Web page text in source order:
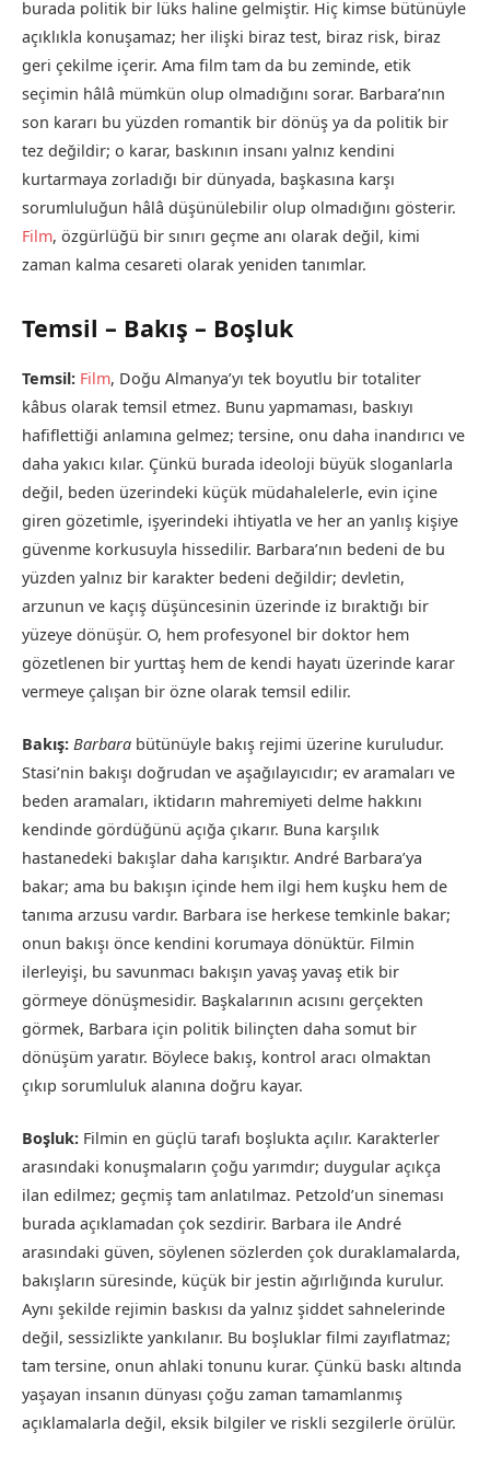
burada politik bir lüks haline gelmiştir. Hiç kimse bütünüyle
açıklıkla konuşamaz; her ilişki biraz test, biraz risk, biraz
geri çekilme içerir. Ama film tam da bu zeminde, etik
seçimin hâlâ mümkün olup olmadığını sorar. Barbara’nın
son kararı bu yüzden romantik bir dönüş ya da politik bir
tez değildir; o karar, baskının insanı yalnız kendini
kurtarmaya zorladığı bir dünyada, başkasına karşı
sorumluluğun hâlâ düşünülebilir olup olmadığını gösterir.
Film, özgürlüğü bir sınırı geçme anı olarak değil, kimi
zaman kalma cesareti olarak yeniden tanımlar.
Temsil – Bakış – Boşluk
Temsil: Film, Doğu Almanya’yı tek boyutlu bir totaliter
kâbus olarak temsil etmez. Bunu yapmaması, baskıyı
hafiflettiği anlamına gelmez; tersine, onu daha inandırıcı ve
daha yakıcı kılar. Çünkü burada ideoloji büyük sloganlarla
değil, beden üzerindeki küçük müdahalelerle, evin içine
giren gözetimle, işyerindeki ihtiyatla ve her an yanlış kişiye
güvenme korkusuyla hissedilir. Barbara’nın bedeni de bu
yüzden yalnız bir karakter bedeni değildir; devletin,
arzunun ve kaçış düşüncesinin üzerinde iz bıraktığı bir
yüzeye dönüşür. O, hem profesyonel bir doktor hem
gözetlenen bir yurttaş hem de kendi hayatı üzerinde karar
vermeye çalışan bir özne olarak temsil edilir.
Bakış: Barbara bütünüyle bakış rejimi üzerine kuruludur.
Stasi’nin bakışı doğrudan ve aşağılayıcıdır; ev aramaları ve
beden aramaları, iktidarın mahremiyeti delme hakkını
kendinde gördüğünü açığa çıkarır. Buna karşılık
hastanedeki bakışlar daha karışıktır. André Barbara’ya
bakar; ama bu bakışın içinde hem ilgi hem kuşku hem de
tanıma arzusu vardır. Barbara ise herkese temkinle bakar;
onun bakışı önce kendini korumaya dönüktür. Filmin
ilerleyişi, bu savunmacı bakışın yavaş yavaş etik bir
görmeye dönüşmesidir. Başkalarının acısını gerçekten
görmek, Barbara için politik bilinçten daha somut bir
dönüşüm yaratır. Böylece bakış, kontrol aracı olmaktan
çıkıp sorumluluk alanına doğru kayar.
Boşluk: Filmin en güçlü tarafı boşlukta açılır. Karakterler
arasındaki konuşmaların çoğu yarımdır; duygular açıkça
ilan edilmez; geçmiş tam anlatılmaz. Petzold’un sineması
burada açıklamadan çok sezdirir. Barbara ile André
arasındaki güven, söylenen sözlerden çok duraklamalarda,
bakışların süresinde, küçük bir jestin ağırlığında kurulur.
Aynı şekilde rejimin baskısı da yalnız şiddet sahnelerinde
değil, sessizlikte yankılanır. Bu boşluklar filmi zayıflatmaz;
tam tersine, onun ahlaki tonunu kurar. Çünkü baskı altında
yaşayan insanın dünyası çoğu zaman tamamlanmış
açıklamalarla değil, eksik bilgiler ve riskli sezgilerle örülür.